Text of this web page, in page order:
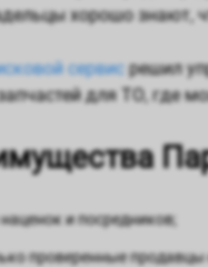
хорошо знают,
сервис решил
для ТО, где
и посредников;
проверенные